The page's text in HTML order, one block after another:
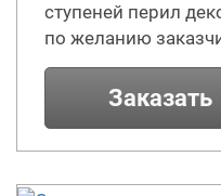
ступеней перил
по желанию
Заказать